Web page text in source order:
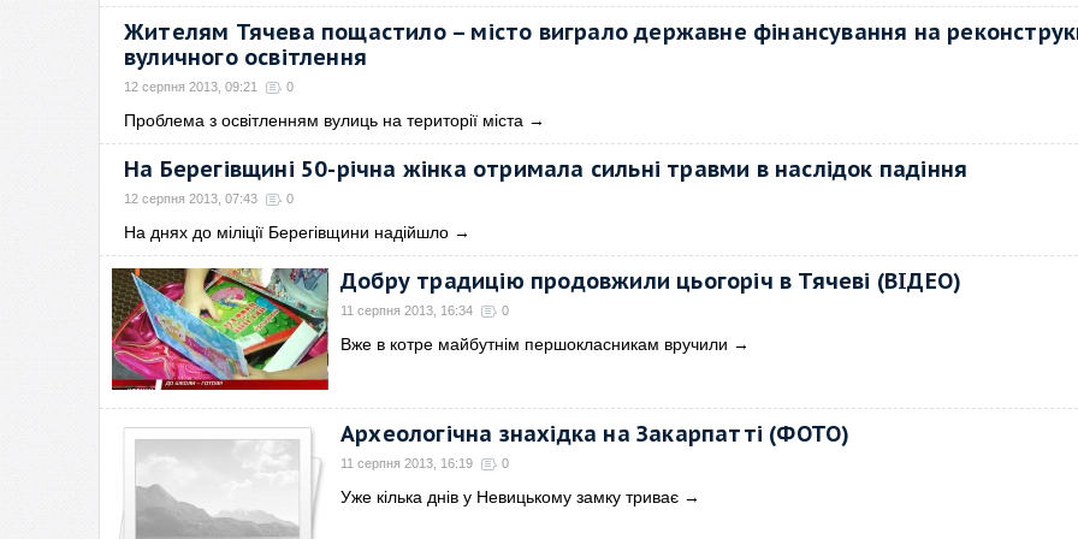
Жителям Тячева пощастило – місто виграло державне фінансування на
вуличного освітлення
12 серпня 2013, 09:21 0
Проблема з освітленням вулиць на території міста →
На Берегівщині 50-річна жінка отримала сильні травми в наслідок падіння
12 серпня 2013, 07:43 0
На днях до міліції Берегівщини надійшло →
Добру традицію продовжили цьогоріч в Тячеві (ВІДЕО)
11 серпня 2013, 16:34 0
Вже в котре майбутнім першокласникам вручили →
Археологічна знахідка на Закарпатті (ФОТО)
11 серпня 2013, 16:19 0
Уже кілька днів у Невицькому замку триває →